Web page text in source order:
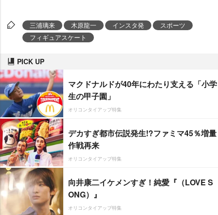
三浦璃来 木原龍一 インスタ発
スポーツ
フィギュアスケート
PICK UP
マクドナルドが40年にわたり支える「小学
生の甲子園」
オリコンタイアップ特集
デカすぎ都市伝説発生!?ファミマ45％増量
作戦再来
オリコンタイアップ特集
向井康二イケメンすぎ！純愛『（LOVE S
ONG）』
オリコンタイアップ特集